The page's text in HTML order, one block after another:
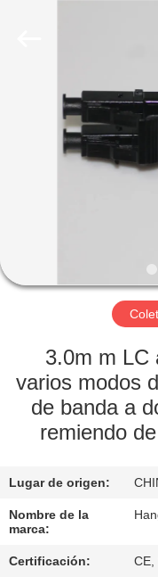
HOGAR
PRODUCTOS
SOBRE
NOSOTROS
VIAJE
DE
FÁBRICA
CONTROL
DE
CALIDAD
3.0m m LC
varios modos
de banda a
remiendo
Lugar de origen:
Nombre de la
marca:
Certificación: CE,